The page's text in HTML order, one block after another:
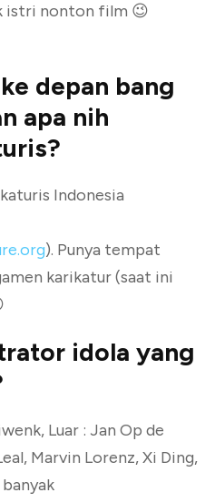
istri nonton film 😉
depan bang
apa nih
Indonesia
). Punya tempat
karikatur (saat ini
idola yang
Luar : Jan Op de
Marvin Lorenz, Xi Ding,
banyak